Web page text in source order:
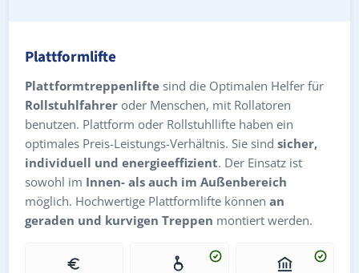
Plattformlifte
Plattformtreppenlifte sind die Optimalen Helfer für
Rollstuhlfahrer oder Menschen, mit Rollatoren
benutzen. Plattform oder Rollstuhllifte haben ein
optimales Preis-Leistungs-Verhältnis. Sie sind sicher,
individuell und energieeffizient. Der Einsatz ist
sowohl im Innen- als auch im Außenbereich
möglich. Hochwertige Plattformlifte können an
geraden und kurvigen Treppen montiert werden.